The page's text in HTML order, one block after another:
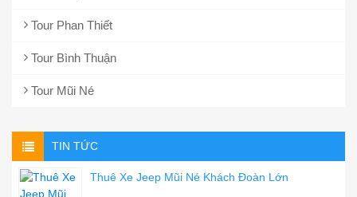
Tour Phan Thiết
Tour Bình Thuận
Tour Mũi Né
TIN TỨC
Thuê Xe Jeep Mũi Né Khách Đoàn Lớn